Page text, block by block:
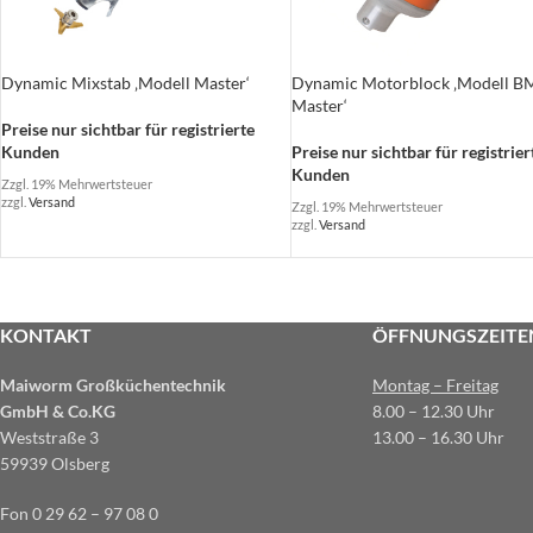
Dynamic Mixstab ‚Modell Master‘
Preise nur sichtbar für registrierte
Kunden
Zzgl. 19% Mehrwertsteuer
zzgl. Versand
Dynamic Motorblock ‚Modell
Master‘
Preise nur sichtbar für
Kunden
Zzgl. 19% Mehrwertsteuer
zzgl.Versand
KONTAKT
Maiworm Großküchentechnik
GmbH & Co.KG
Weststraße 3
59939 Olsberg
Fon 0 29 62 – 97 08 0
Montag – Freitag
8.00 – 12.30 Uhr
13.00 – 16.30 Uhr